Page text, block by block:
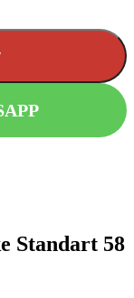
Standart 58